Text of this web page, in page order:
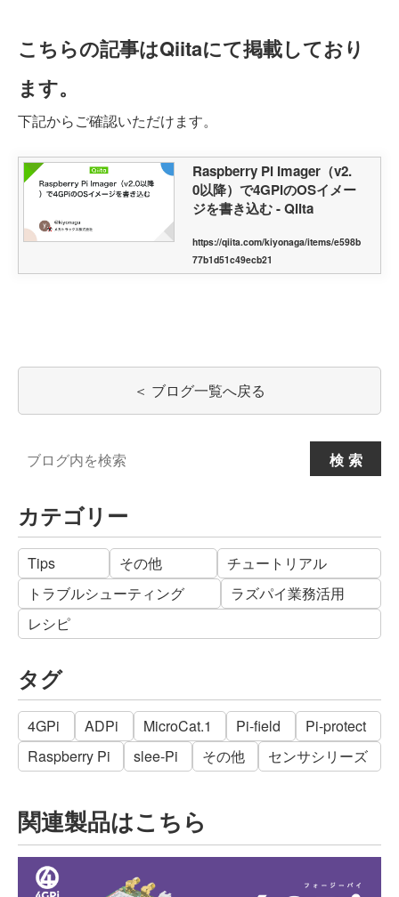
こちらの記事はQiitaにて掲載しており
ます。
下記からご確認いただけます。
Raspberry Pi Imager（v2.
0以降）で4GPiのOSイメー
ジを書き込む - Qiita
https://qiita.com/kiyonaga/items/e598b
77b1d51c49ecb21
＜ ブログ一覧へ戻る
Search
検索
カテゴリー
Tips その他
チュートリアル
トラブルシューティング
ラズパイ業務活用
レシピ
タグ
4GPi ADPi MicroCat.1 Pi-field
Pi-protect
Raspberry Pi
slee-Pi その他 センサシリーズ
関連製品はこちら